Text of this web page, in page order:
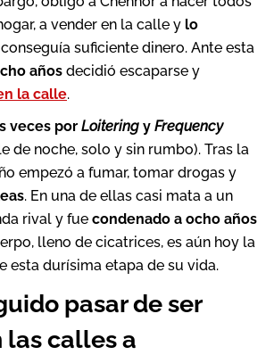
a vender en la calle y lo
suficiente dinero. Ante esta
años decidió escaparse y
la calle.
veces por Loitering y Frequency
de noche, solo y sin rumbo). Tras la
empezó a fumar, tomar drogas y
. En una de ellas casi mata a un
rival y fue condenado a ocho años
lleno de cicatrices, es aún hoy la
esta durísima etapa de su vida.
pasar de ser
las calles a